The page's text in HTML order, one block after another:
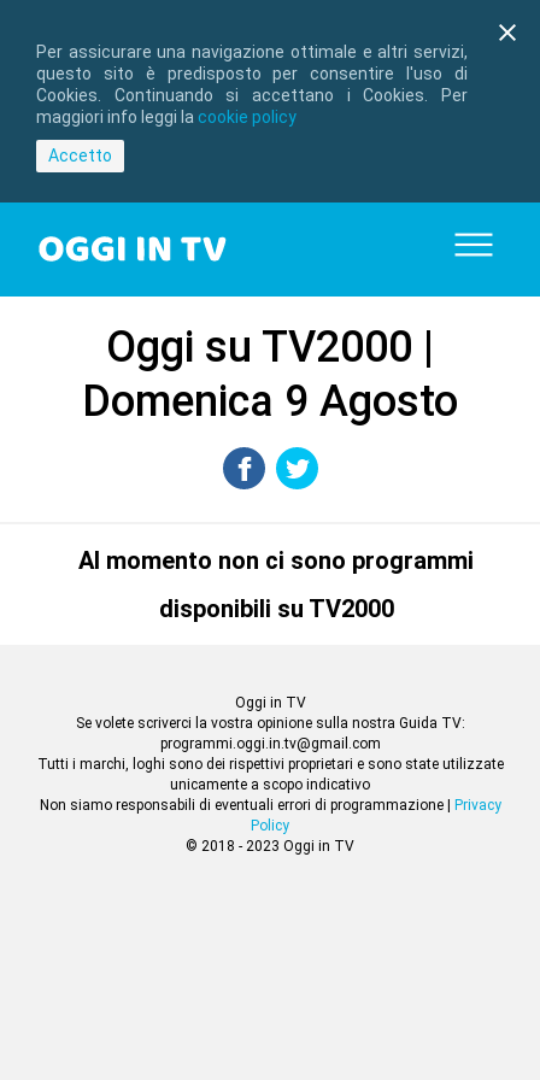
Per assicurare una navigazione ottimale e altri servizi,
questo sito è predisposto per consentire l'uso di
Cookies. Continuando si accettano i Cookies. Per
maggiori info leggi la cookie policy
Accetto
Oggi su TV2000 |
Domenica 9 Agosto
Al momento non ci sono programmi
disponibili su TV2000
Oggi in TV
Se volete scriverci la vostra opinione sulla nostra Guida TV:
programmi.oggi.in.tv@gmail.com
Tutti i marchi, loghi sono dei rispettivi proprietari e sono state utilizzate
unicamente a scopo indicativo
Non siamo responsabili di eventuali errori di programmazione | Privacy
Policy
© 2018 - 2023 Oggi in TV